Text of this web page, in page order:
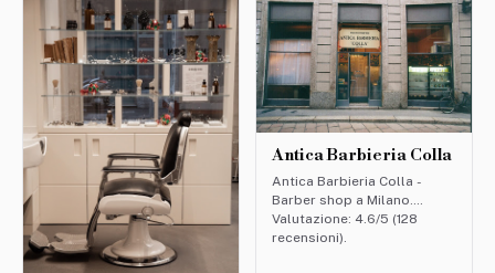
Antica Barbieria Colla
Antica Barbieria Colla -
Barber shop a Milano.
Valutazione: 4.6/5 (128
recensioni).